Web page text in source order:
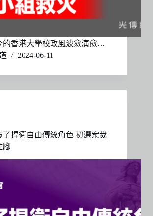
的香港大學校政風波愈演愈…
2024-06-11
了捍衛自由傳統角色 初選案裁
腳